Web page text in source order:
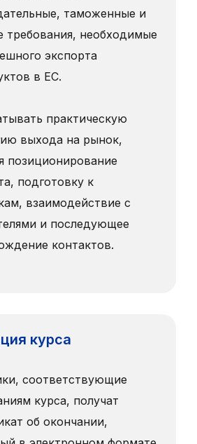
таможенные и
требования, необходимые
экспорта
в ЕС.
практическую
выхода на рынок,
позиционирование
подготовку к
взаимодействие с
и последующее
контактов.
курса
соответствующие
курса, получат
об окончании,